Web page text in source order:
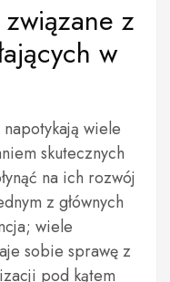
związane z
w
wiele
skutecznych
na ich rozwój
z głównych
wiele
sobie sprawę z
pod kątem